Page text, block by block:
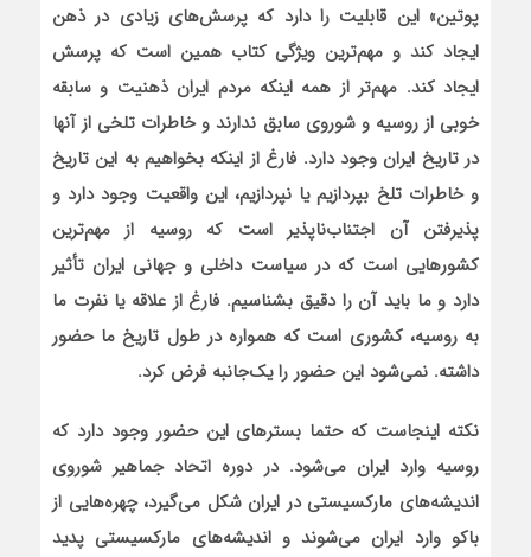
پوتین» این قابلیت را دارد که پرسش‌های زیادی در ذهن
ایجاد کند و مهم‌ترین ویژگی کتاب همین است که پرسش
ایجاد کند. مهم‌تر از همه اینکه مردم ایران ذهنیت و سابقه
خوبی از روسیه و شوروی سابق ندارند و خاطرات تلخی از آ‌نها
در تاریخ ایران وجود دارد. فارغ از اینکه بخواهیم به این تاریخ
و خاطرات تلخ بپردازیم یا نپردازیم، این واقعیت وجود دارد و
پذیرفتن آن اجتناب‌‌ناپذیر است که روسیه از مهم‌ترین
کشورهایی است که در سیاست داخلی و جهانی ایران تأثیر
دارد و ما باید آن را دقیق بشناسیم. فارغ از علاقه یا نفرت ما
به روسیه، کشوری است که همواره در طول تاریخ ما حضور
داشته. نمی‌شود این حضور را یک‌جانبه فرض کرد.
نکته اینجاست که حتما بسترهای این حضور وجود دارد که
روسیه وارد ایران می‌شود. در دوره اتحاد جماهیر شوروی
اندیشه‌های مارکسیستی در ایران شکل می‌گیرد، چهره‌هایی از
باکو وارد ایران می‌شوند و اندیشه‌های مارکسیستی پدید